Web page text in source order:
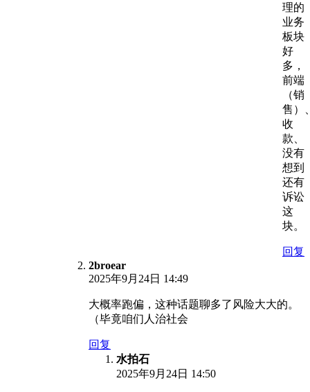
理的
业务
板块
好
多，
前端
（销
售）
收
款、
没有
想到
还有
诉讼
这
块。
回复
2broear
2025年9月24日 14:49
大概率跑偏，这种话题聊多了风险大大的。
（毕竟咱们人治社会
回复
水拍石
2025年9月24日 14:50